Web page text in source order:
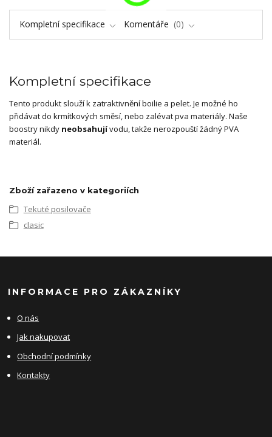
Kompletní specifikace Komentáře 0
Kompletní specifikace
Tento produkt slouží k zatraktivnění boilie a pelet. Je možné ho
přidávat do krmítkových směsí, nebo zalévat pva materiály. Naše
boostry nikdy neobsahujívodu, takže nerozpouští žádný PVA
materiál.
Zboží zařazeno v kategoriích
Tekuté posilovače
clasic
INFORMACE PRO ZÁKAZNÍKY
O nás
Jak nakupovat
Obchodní podmínky
Kontakty